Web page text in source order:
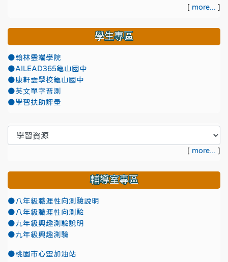
[ more... ]
學生專區
●翰林雲端學院
●AILEAD365龜山國中
●康軒雲學校龜山國中
●英文單字普測
●學習扶助評量
[ more... ]
輔導室專區
●八年級職涯性向測驗說明
●八年級職涯性向測驗
●九年級興趣測驗說明
●九年級興趣測驗
●桃園市心靈加油站